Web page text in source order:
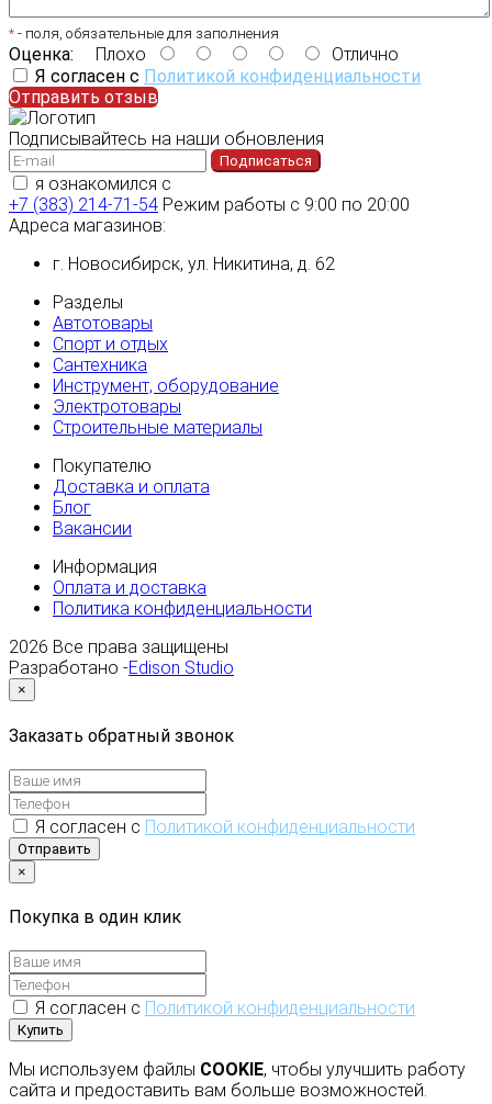
* - поля, обязательные для заполнения
Оценка: Плохо
Отлично
Я согласен с Политикой конфиденциальности
Отправить отзыв
Подписывайтесь на наши обновления
Подписаться
я ознакомился с
+7 (383) 214-71-54 Режим работы с 9:00 по 20:00
Адреса магазинов:
г. Новосибирск, ул. Никитина, д. 62
Разделы
Автотовары
Спорт и отдых
Сантехника
Инструмент, оборудование
Электротовары
Строительные материалы
Покупателю
Доставка и оплата
Блог
Вакансии
Информация
Оплата и доставка
Политика конфиденциальности
2026 Все права защищены
Разработано -Edison Studio
×
Заказать обратный звонок
Я согласен с Политикой конфиденциальности
Отправить
×
Покупка в один клик
Я согласен с Политикой конфиденциальности
Купить
Мы используем файлы COOKIE, чтобы улучшить работу
сайта и предоставить вам больше возможностей.